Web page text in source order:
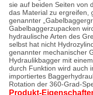
sie auf beiden Seiten von
das Material zu ergreifen,
genannter
Gabelbaggerzupacken
hydraulische Arten des
selbst hat nicht
genannter mechanischer
Hydraulikbagger mit
durch Funktion wird auch
importiertes
Rotation der 360-Grad-
Produkt-